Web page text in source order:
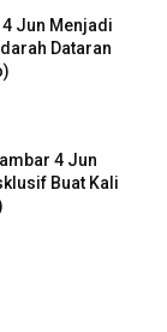
Jun Menjadi
Dataran
4 Jun
Buat Kali